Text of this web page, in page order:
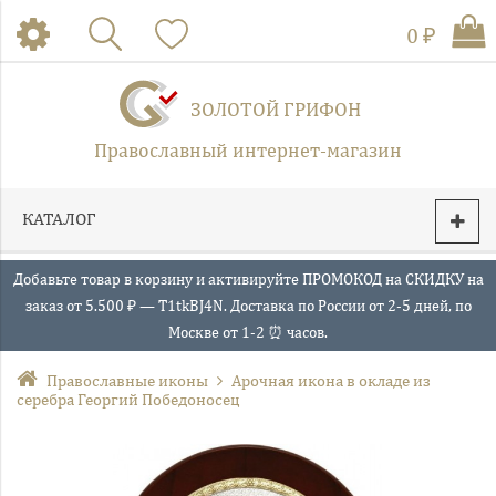
ЗОЛОТОЙ ГРИФОН
Православный интернет-магазин
0 ₽
КАТАЛОГ
Добавьте товар в корзину и активируйте ПРОМОКОД на СКИДКУ на
заказ от 5.500 ₽ — T1tkBJ4N. Доставка по России от 2-5 дней, по
Москве от 1-2 ⏰ часов.
Православные иконы
Арочная икона в окладе из
серебра Георгий Победоносец